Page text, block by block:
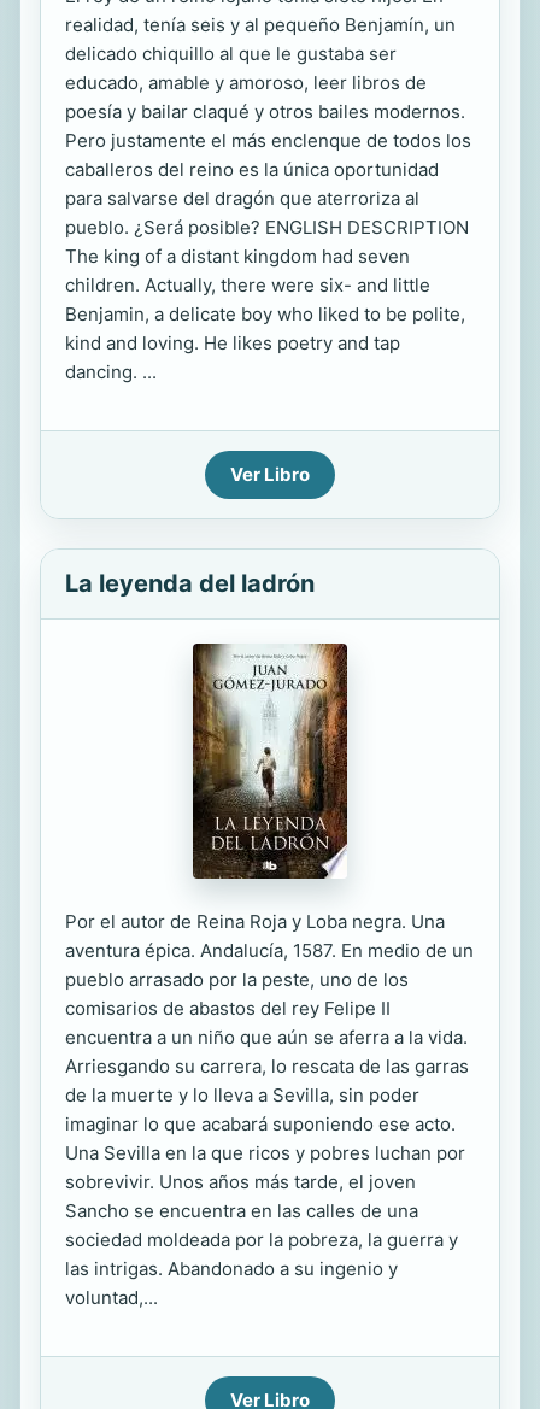
realidad, tenía seis y al pequeño Benjamín, un
delicado chiquillo al que le gustaba ser
educado, amable y amoroso, leer libros de
poesía y bailar claqué y otros bailes modernos.
Pero justamente el más enclenque de todos los
caballeros del reino es la única oportunidad
para salvarse del dragón que aterroriza al
pueblo. ¿Será posible? ENGLISH DESCRIPTION
The king of a distant kingdom had seven
children. Actually, there were six- and little
Benjamin, a delicate boy who liked to be polite,
kind and loving. He likes poetry and tap
dancing. ...
Ver Libro
La leyenda del ladrón
Por el autor de Reina Roja y Loba negra. Una
aventura épica. Andalucía, 1587. En medio de un
pueblo arrasado por la peste, uno de los
comisarios de abastos del rey Felipe II
encuentra a un niño que aún se aferra a la vida.
Arriesgando su carrera, lo rescata de las garras
de la muerte y lo lleva a Sevilla, sin poder
imaginar lo que acabará suponiendo ese acto.
Una Sevilla en la que ricos y pobres luchan por
sobrevivir. Unos años más tarde, el joven
Sancho se encuentra en las calles de una
sociedad moldeada por la pobreza, la guerra y
las intrigas. Abandonado a su ingenio y
voluntad,...
Ver Libro